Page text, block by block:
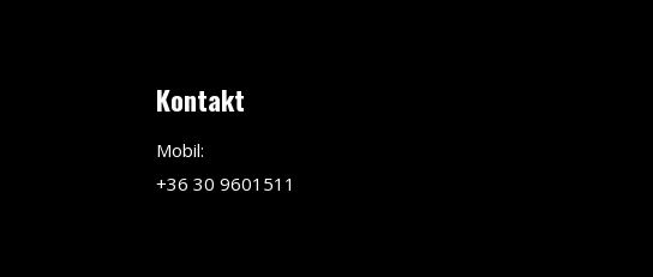
Kontakt
Mobil:
+36 30 9601511